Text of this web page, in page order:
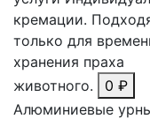
кремации.
только для
хранения праха
животного.
0 ₽
Алюминиевые